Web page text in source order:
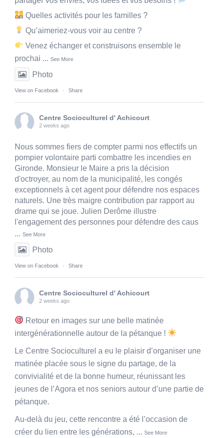
Quelles activités pour les familles ?
Qu’aimeriez-vous voir au centre ?
Venez échanger et construisons ensemble le
prochai ... See More
Photo
View on Facebook · Share
Centre Socioculturel d' Achicourt
2 weeks ago
Nous sommes fiers de compter parmi nos effectifs un
pompier volontaire parti combattre les incendies en
Gironde. Monsieur le Maire a pris la décision
d'octroyer, au nom de la municipalité, les congés
exceptionnels à cet agent pour défendre nos espaces
naturels. Une très maigre contribution par rapport au
drame qui se joue. Julien Derôme illustre
l'engagement des personnes pour défendre des caus
... See More
Photo
View on Facebook · Share
Centre Socioculturel d' Achicourt
2 weeks ago
Retour en images sur une belle matinée
intergénérationnelle autour de la pétanque !
Le Centre Socioculturel a eu le plaisir d’organiser une
matinée placée sous le signe du partage, de la
convivialité et de la bonne humeur, réunissant les
jeunes de l’Agora et nos seniors autour d’une partie de
pétanque.
Au-delà du jeu, cette rencontre a été l’occasion de
créer du lien entre les générations, ... See More